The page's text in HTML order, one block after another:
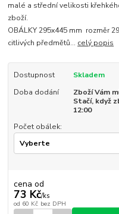
malé a střední velikosti
zboží.
OBÁLKY 295x445 mm rozměr
citlivých předmětů... celý popis
Dostupnost
Skladem
Doba dodání
Zboží Vám
Stačí, když
12:00
Počet obálek:
cena od
73 Kč/ks
od 60 Kč bez DPH